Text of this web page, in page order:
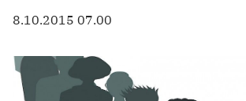
8.10.2015 07.00